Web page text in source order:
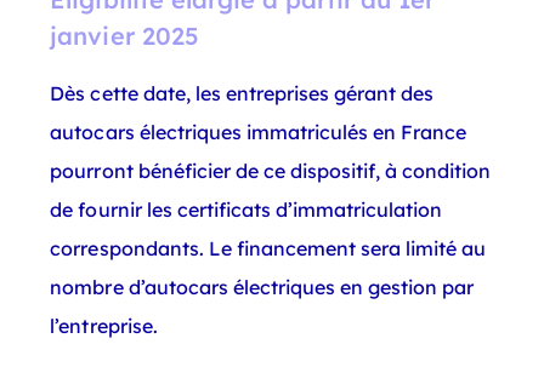
janvier 2025
Dès cette date, les entreprises gérant des
autocars électriques immatriculés en France
pourront bénéficier de ce dispositif, à condition
de fournir les certificats d’immatriculation
correspondants. Le financement sera limité au
nombre d’autocars électriques en gestion par
l’entreprise.